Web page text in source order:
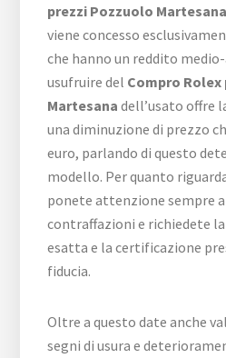
prezzi Pozzuolo Martesana
viene concesso
che hanno un reddito
usufruire del Compro
Martesana dell’usato offre
una diminuzione di prezzo
euro, parlando di questo
modello. Per quanto
ponete attenzione sempre
contraffazioni e richiedete
esatta e la certificazione
fiducia.
Oltre a questo date anche
segni di usura e